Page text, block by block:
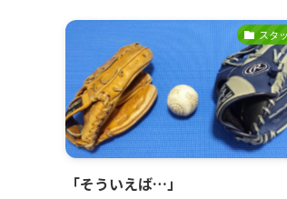
スタ
「そういえば…」